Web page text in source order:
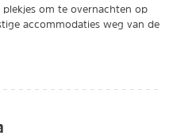
plekjes om te overnachten op
accommodaties weg van de